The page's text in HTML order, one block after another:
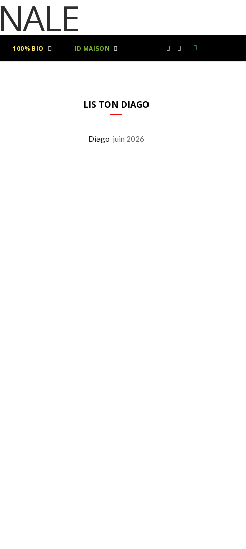
100% BIO ID MAISON
LIS TON DIAGO
Diago juin 2026